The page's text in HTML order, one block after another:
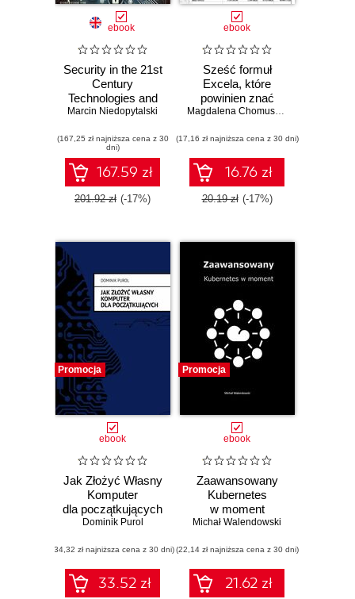
ebook
Security in the 21st
Century
Technologies and
Protection
Marcin Niedopytalski
(167,25 zł najniższa cena z 30
dni)
167.59 zł
201.92 zł (-17%)
ebook
Sześć formuł
Excela, które
powinien znać
każdy księgowyMagdalena Chomuszko
(17,16 zł najniższa cena z 30 dni)
16.76 zł
20.19 zł (-17%)
Promocja
ebook
Jak Złożyć Własny
Komputer
dla początkujących
Dominik Purol
(34,32 zł najniższa cena z 30 dni)
33.52 zł
Promocja
ebook
Zaawansowany
Kubernetes
w moment
Michał Walendowski
(22,14 zł najniższa cena z 30 dni)
21.62 zł